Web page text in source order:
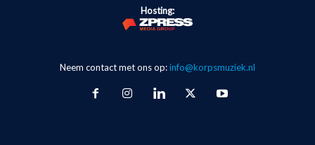
Hosting:
Neem contact met ons op:info@korpsmuziek.nl